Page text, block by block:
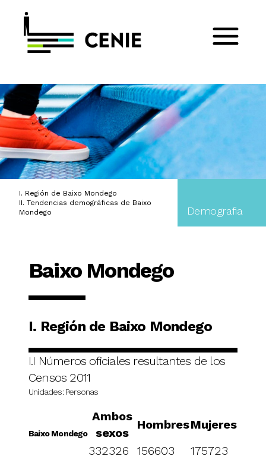
I. Región de Baixo Mondego
II. Tendencias demográficas de Baixo
Mondego
Demografia
Baixo Mondego
I. Región de Baixo Mondego
I.I Números oficiales resultantes de los
Censos 2011
Unidades: Personas
Baixo Mondego
Ambos
sexos
HombresMujeres
332326
156603 175723